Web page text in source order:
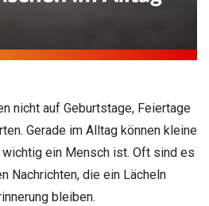
nicht auf Geburtstage, Feiertage
Gerade im Alltag können kleine
ein Mensch ist. Oft sind es
Nachrichten, die ein Lächeln
bleiben.